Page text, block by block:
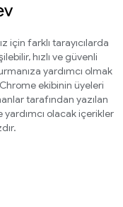
için farklı tarayıcılarda
hızlı ve güvenli
yardımcı olmak
ekibinin üyeleri
tarafından yazılan
olacak içerikler